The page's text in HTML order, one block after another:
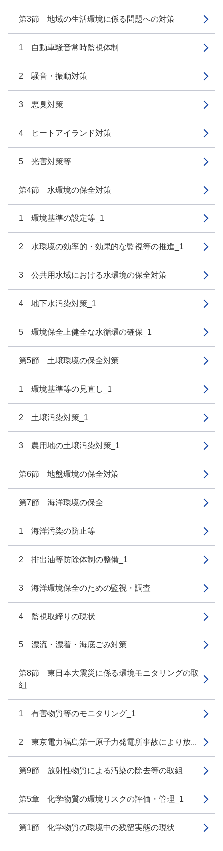
第3節 地域の生活環境に係る問題への対策
1 自動車騒音常時監視体制
2 騒音・振動対策
3 悪臭対策
4 ヒートアイランド対策
5 光害対策等
第4節 水環境の保全対策
1 環境基準の設定等_1
2 水環境の効率的・効果的な監視等の推進_1
3 公共用水域における水環境の保全対策
4 地下水汚染対策_1
5 環境保全上健全な水循環の確保_1
第5節 土壌環境の保全対策
1 環境基準等の見直し_1
2 土壌汚染対策_1
3 農用地の土壌汚染対策_1
第6節 地盤環境の保全対策
第7節 海洋環境の保全
1 海洋汚染の防止等
2 排出油等防除体制の整備_1
3 海洋環境保全のための監視・調査
4 監視取締りの現状
5 漂流・漂着・海底ごみ対策
第8節 東日本大震災に係る環境モニタリングの取
組
1 有害物質等のモニタリング_1
2 東京電力福島第一原子力発電所事故により放...
第9節 放射性物質による汚染の除去等の取組
第5章 化学物質の環境リスクの評価・管理_1
第1節 化学物質の環境中の残留実態の現状